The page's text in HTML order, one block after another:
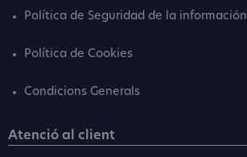
Política de Seguridad de la información
Política de Cookies
Condicions Generals
Atenció al client